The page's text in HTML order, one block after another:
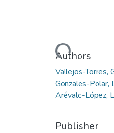
Loading...
Authors
Vallejos-Torres,
Gonzales-Polar,
Arévalo-López,
Publisher